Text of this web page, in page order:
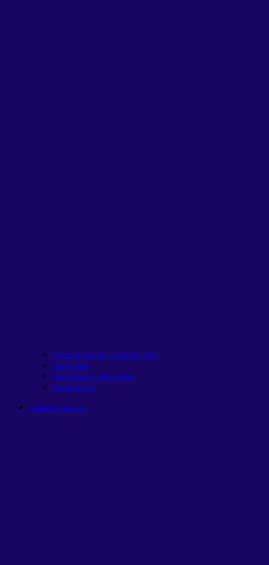
Ebook Da Meta Ao Investimento 2026
Onde investir
Onde investir em Renda Fixa
Carteira de FIIs
Planilhas financeiras